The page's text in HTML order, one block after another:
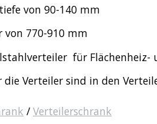
von 90-140 mm
von 770-910 mm
für Flächenheiz-
die Verteiler sind in den
/Verteilerschrank